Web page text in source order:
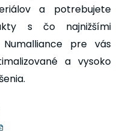
a potrebujete
s čo najnižšími
Numalliance pre vás
a vysoko